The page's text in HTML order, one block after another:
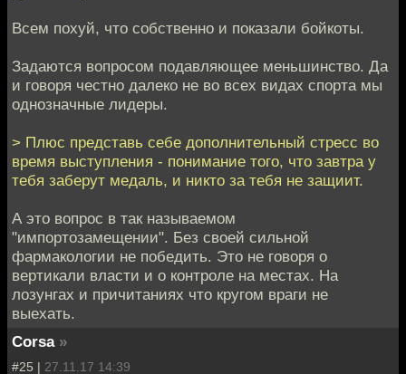
Всем похуй, что собственно и показали бойкоты.
Задаются вопросом подавляющее меньшинство. Да
и говоря честно далеко не во всех видах спорта мы
однозначные лидеры.
> Плюс представь себе дополнительный стресс во
время выступления - понимание того, что завтра у
тебя заберут медаль, и никто за тебя не защиит.
А это вопрос в так называемом
"импортозамещении". Без своей сильной
фармакологии не победить. Это не говоря о
вертикали власти и о контроле на местах. На
лозунгах и причитаниях что кругом враги не
выехать.
Corsa »
#25 | 27.11.17 14:39